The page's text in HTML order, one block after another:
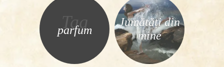
Tag
parfum
Jumătăți din
mine